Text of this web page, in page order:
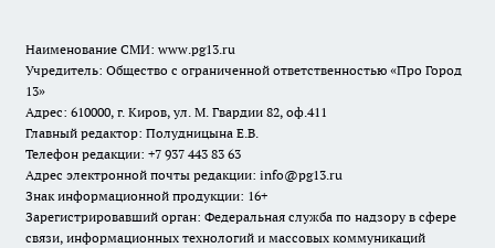
Наименование СМИ: www.pg13.ru
Учредитель: Общество с ограниченной ответственностью «Про Город
13»
Адрес: 610000, г. Киров, ул. М. Гвардии 82, оф.411
Главный редактор: Полудницына Е.В.
Телефон редакции: +7 937 443 83 63
Адрес электронной почты редакции: info@pg13.ru
Знак информационной продукции: 16+
Зарегистрировавший орган: Федеральная служба по надзору в сфере
связи, информационных технологий и массовых коммуникаций